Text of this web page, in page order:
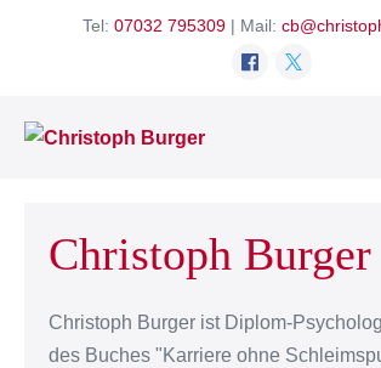
Tel: 07032 795309 | Mail:
Christoph Burger
Christoph Burger ist Diplom-
des Buches "Karriere ohne